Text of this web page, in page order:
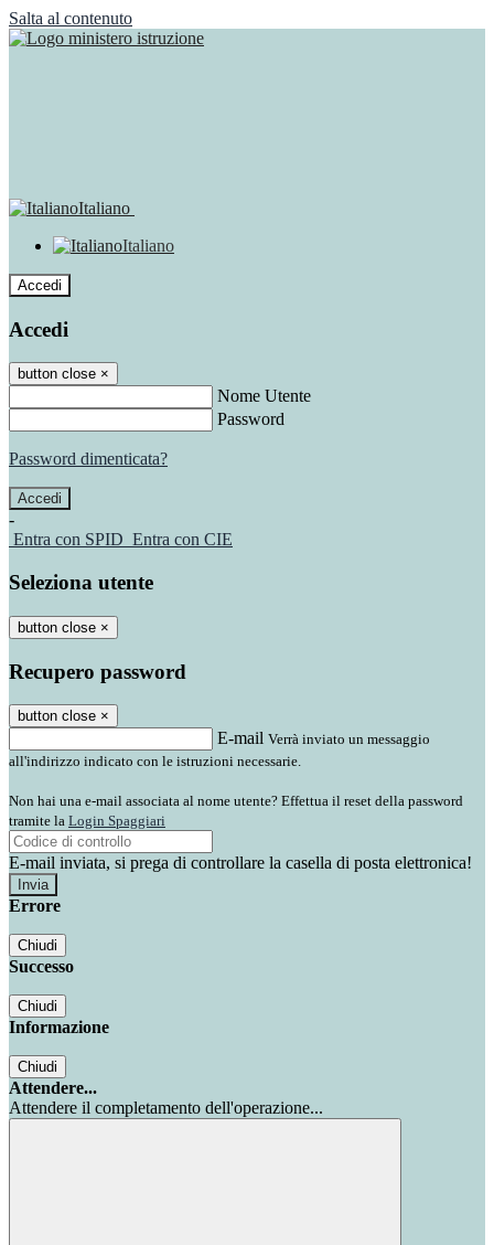
Salta al contenuto
Italiano
Italiano
Accedi
Accedi
button close ×
Nome Utente
Password
Password dimenticata?
-
Entra con SPID Entra con CIE
Seleziona utente
button close ×
Recupero password
button close ×
E-mail Verrà inviato un messaggio
all'indirizzo indicato con le istruzioni necessarie.
Non hai una e-mail associata al nome utente? Effettua il reset della password
tramite la Login Spaggiari
E-mail inviata, si prega di controllare la casella di posta elettronica!
Errore
Chiudi
Successo
Chiudi
Informazione
Chiudi
Attendere...
Attendere il completamento dell'operazione...